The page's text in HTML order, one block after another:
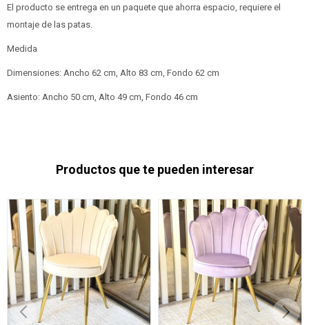
El producto se entrega en un paquete que ahorra espacio, requiere el
montaje de las patas.
Medida
Dimensiones: Ancho 62 cm, Alto 83 cm, Fondo 62 cm
Asiento: Ancho 50 cm, Alto 49 cm, Fondo 46 cm
Productos que te pueden interesar